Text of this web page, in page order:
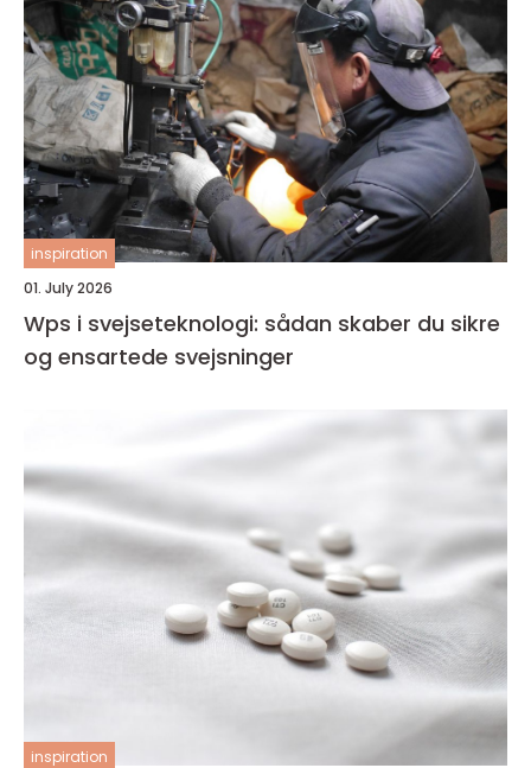
inspiration
01. July 2026
Wps i svejseteknologi: sådan skaber du sikre
og ensartede svejsninger
inspiration